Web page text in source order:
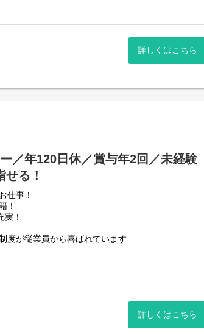
詳しくはこちら
／年120日休／賞与年2回／未経験
る！
仕事！
！
！
度が従業員から喜ばれています
詳しくはこちら